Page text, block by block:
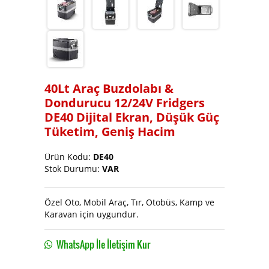
Soğutucu ve Buz Makinası
40Lt Araç Buzdolabı &
Dondurucu 12/24V Fridgers
DE40 Dijital Ekran, Düşük Güç
Tüketim, Geniş Hacim
Ürün Kodu: DE40
Stok Durumu: VAR
Özel Oto, Mobil Araç, Tır, Otobüs, Kamp ve
Karavan için uygundur.
WhatsApp İle İletişim Kur